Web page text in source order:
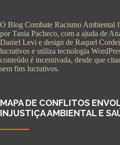
O Blog Combate Racismo Ambiental
por Tania Pacheco, com a ajuda de
Daniel Levi e design de Raquel
lucrativos e utiliza tecnologia
conteúdo é incentivada, desde que
sem fins lucrativos.
MAPA DE CONFLITOS
INJUSTIÇA AMBIENTAL E